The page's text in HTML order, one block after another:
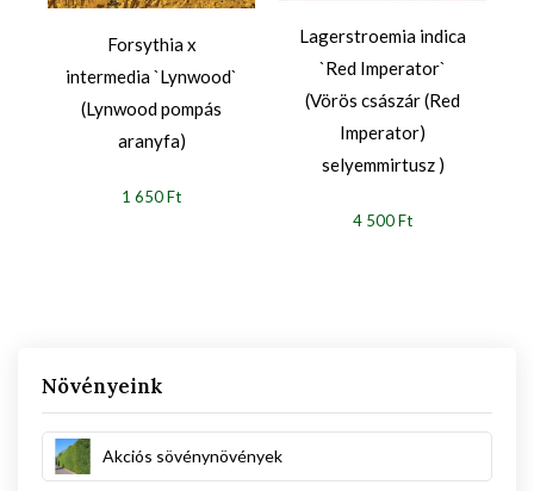
Növényeink
Akciós sövénynövények
Forsythia x
intermedia `Lynwood`
(Lynwood pompás
aranyfa)
1 650 Ft
Lagerstroemia indica
`Red Imperator`
(Vörös császár (Red
Imperator)
selyemmirtusz )
4 500 Ft